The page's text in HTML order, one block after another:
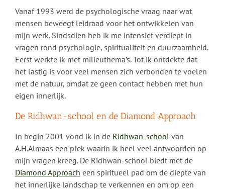
Vanaf 1993 werd de psychologische vraag naar wat
mensen beweegt leidraad voor het ontwikkelen van
mijn werk. Sindsdien heb ik me intensief verdiept in
vragen rond psychologie, spiritualiteit en duurzaamheid.
Eerst werkte ik met milieuthema’s. Tot ik ontdekte dat
het lastig is voor veel mensen zich verbonden te voelen
met de natuur, omdat ze geen contact hebben met hun
eigen innerlijk.
De Ridhwan-school en de Diamond Approach
In begin 2001 vond ik in de Ridhwan-school van
A.H.Almaas een plek waarin ik heel veel antwoorden op
mijn vragen kreeg. De Ridhwan-school biedt met de
Diamond Approach een spiritueel pad om de diepte van
het innerlijke landschap te verkennen en om op een